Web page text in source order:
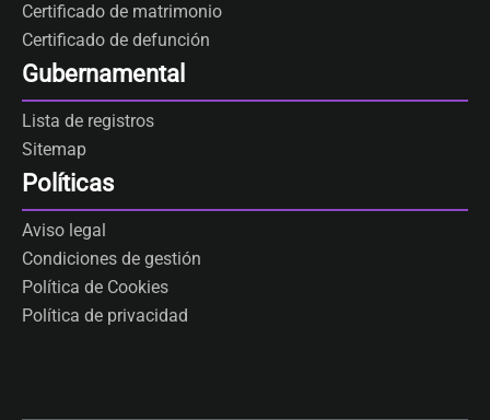
Certificado de matrimonio
Certificado de defunción
Gubernamental
Lista de registros
Sitemap
Políticas
Aviso legal
Condiciones de gestión
Política de Cookies
Política de privacidad